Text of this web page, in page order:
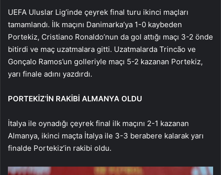
UEFA Uluslar Lig’inde çeyrek final turu ikinci maçları
tamamlandı. İlk maçını Danimarka’ya 1-0 kaybeden
Portekiz, Cristiano Ronaldo’nun da gol attığı maçı 3-2 önde
bitirdi ve maç uzatmalara gitti. Uzatmalarda Trincão ve
Gonçalo Ramos’un golleriyle maçı 5-2 kazanan Portekiz,
yarı finale adını yazdırdı.
PORTEKİZ’İN RAKİBİ ALMANYA OLDU
İtalya ile oynadığı çeyrek final ilk maçını 2-1 kazanan
Almanya, ikinci maçta İtalya ile 3-3 berabere kalarak yarı
finalde Portekiz’in rakibi oldu.